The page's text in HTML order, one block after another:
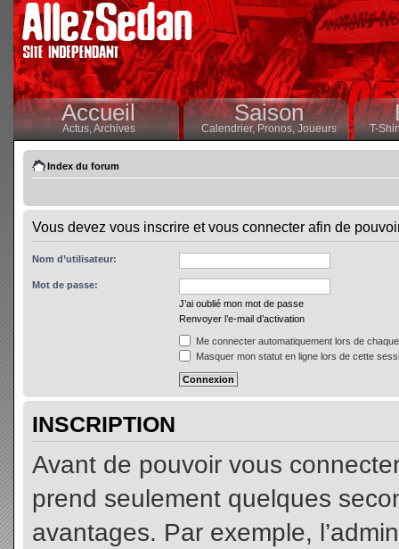
Accueil
Actus,Archives
Saison
Calendrier,Pronos, Joueurs T-
Index du forum
Vous devez vous inscrire et vous connecter afin de
Nom d’utilisateur:
Mot de passe:
J’ai oublié mon mot de passe
Renvoyer l’e-mail d’activation
Me connecter automatiquement lors de
Masquer mon statut en ligne lors de cette
INSCRIPTION
Avant de pouvoir vous
prend seulement quelques
avantages. Par exemple,